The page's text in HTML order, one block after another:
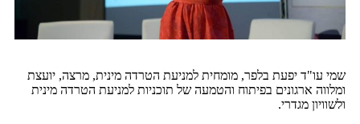
שמי עו"ד יפעת בלפר, מומחית למניעת הטרדה מינית, מרצה, יועצת
ומלווה ארגונים בפיתוח והטמעה של תוכניות למניעת הטרדה מינית
ולשוויון מגדרי.